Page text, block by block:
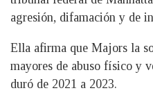
agresión, difamación y de
Ella afirma que Majors la
mayores de abuso físico y
duró de 2021 a 2023.